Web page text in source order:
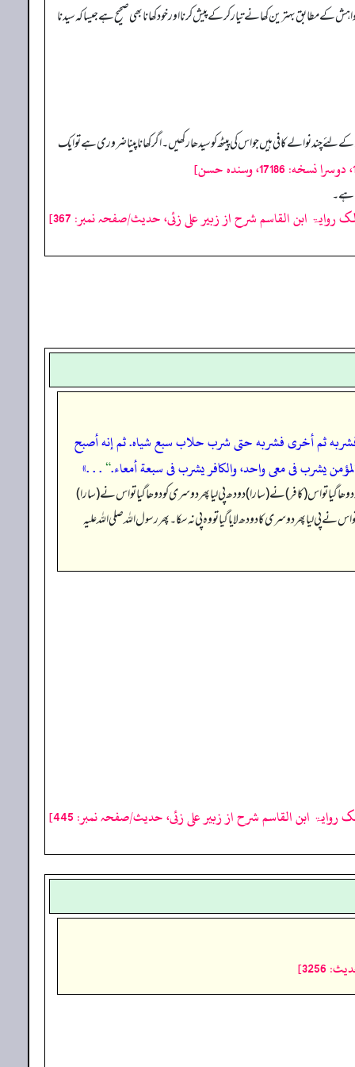
بہترین کھانے تیار کرکے پیش کرنا اور خود کھانا بھی صحیح ہے جیسا کہ سیدنا
نوالے کافی ہیں جو اس کی پیٹھ کو سیدھا رکھیں۔ اگر کھانا پینا ضروری ہے تو ایک
ہے۔
روایۃ ابن القاسم شرح از زبیر علی زئی، حدیث/صفحہ نمبر: 367]
فشربه ثم أخرى فشربه حتى شرب حلاب سبع شياه. ثم إنه أصبح
يشرب فى معى واحد، والكافر يشرب فى سبعة أمعاء.“
. . .»
گیا تو اس (کافر) نے (سارا) دودھ پی لیا پھر دوسری کو دوھا گیا تو اس نے (سارا)
پی لیا پھر دوسری کا دودھ لایا گیا تو وہ پی نہ سکا۔ پھر رسول اللہ صلی اللہ علیہ
روایۃ ابن القاسم شرح از زبیر علی زئی، حدیث/صفحہ نمبر: 445]